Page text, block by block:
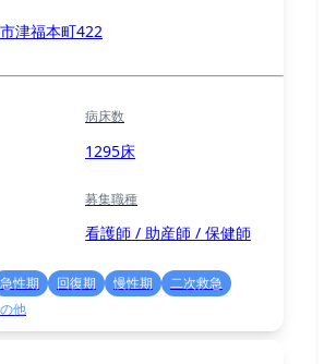
津福本町422
病床数
1295床
募集職種
看護師 / 助産師 / 保健師
急性期 回復期 慢性期
二次救急
他